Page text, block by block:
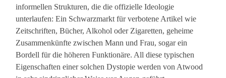
informellen Strukturen, die die offizielle Ideologie
unterlaufen: Ein Schwarzmarkt für verbotene Artikel wie
Zeitschriften, Bücher, Alkohol oder Zigaretten, geheime
Zusammenkünfte zwischen Mann und Frau, sogar ein
Bordell für die höheren Funktionäre. All diese typischen
Eigenschaften einer solchen Dystopie werden von Atwood